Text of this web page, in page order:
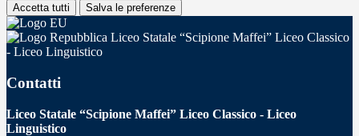
Accetta tutti Salva le preferenze
Liceo Statale “Scipione Maffei” Liceo Classico
- Liceo Linguistico
Contatti
Liceo Statale “Scipione Maffei” Liceo Classico - Liceo
Linguistico